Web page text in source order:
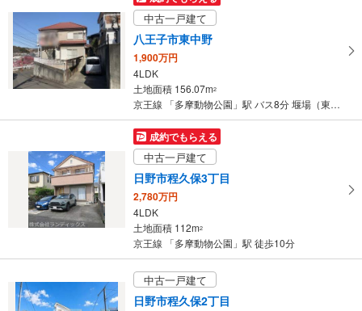
中古一戸建て
八王子市東中野
1,900万円
4LDK
土地面積 156.07m2
京王線 「多摩動物公園」駅 バス8分 堰場（東京都） バス停下車 徒歩7分
成約でもらえる
中古一戸建て
日野市程久保3丁目
2,780万円
4LDK
土地面積 112m2
京王線 「多摩動物公園」駅 徒歩10分
中古一戸建て
日野市程久保2丁目